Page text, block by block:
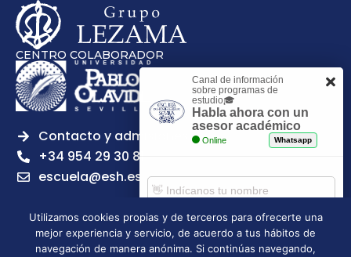
CENTRO COLABORADOR
Contacto y admisiones
+34 954 29 30 81
escuela@esh.es
Utilizamos cookies propias y de terceros para ofrecerte una
mejor experiencia y servicio, de acuerdo a tus hábitos de
navegación de manera anónima. Si continúas navegando,
Canal de información
sobre programas de
estudio🎓
Habla ahora con un
asesor académico
Online Whatsapp
Comenzar chat